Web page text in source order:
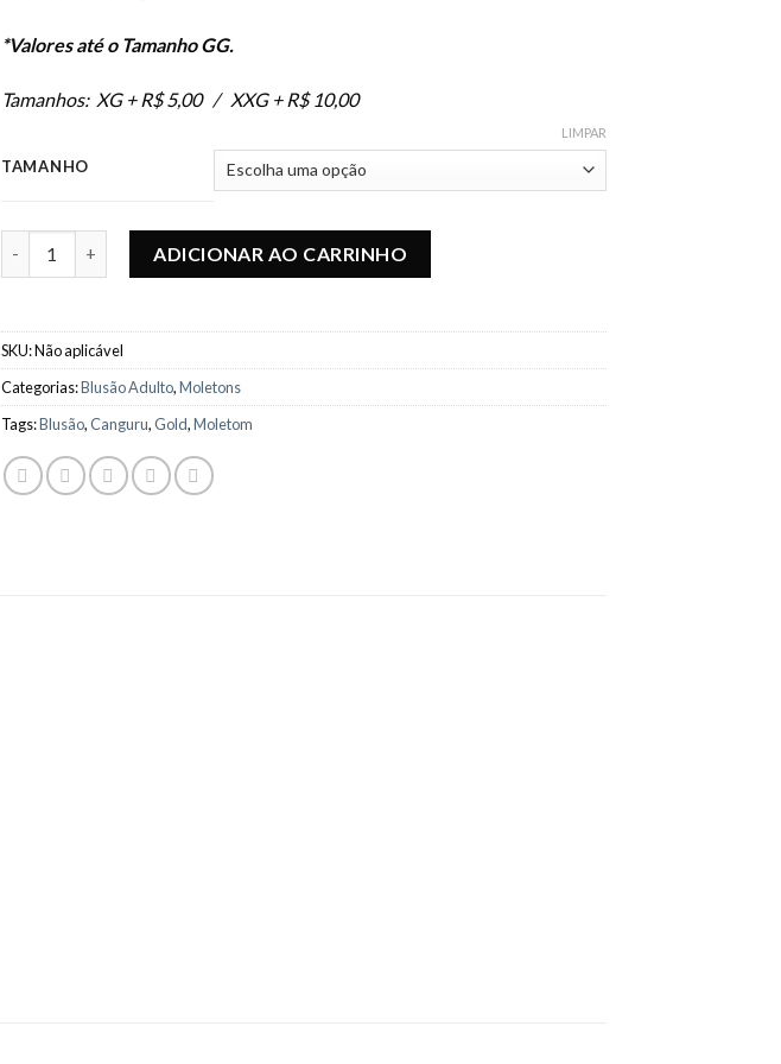
*Valores até o Tamanho GG.
Tamanhos: XG + R$ 5,00 / XXG + R$ 10,00
TAMANHO
LIMPAR
ADICIONAR AO CARRINHO
SKU:Não aplicável
Categorias:Blusão Adulto,Moletons
Tags:Blusão,Canguru,Gold,Moletom